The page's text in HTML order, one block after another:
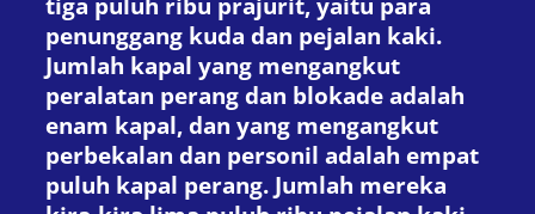
penunggang kuda dan pejalan kaki.
Jumlah kapal yang mengangkut
peralatan perang dan blokade adalah
enam kapal, dan yang mengangkut
perbekalan dan personil adalah empat
puluh kapal perang. Jumlah mereka